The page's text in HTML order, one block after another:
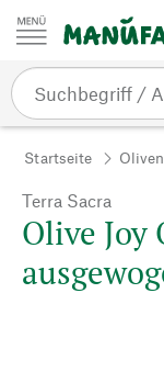
Zum Inhalt springen
Startseite
Terra Sacra
Olive